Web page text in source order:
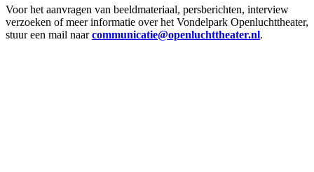
Voor het aanvragen van beeldmateriaal, persberichten, interview
verzoeken of meer informatie over het Vondelpark Openluchttheater,
stuur een mail naarcommunicatie@openluchttheater.nl.